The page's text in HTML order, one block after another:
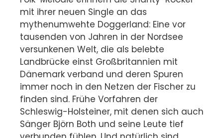
mit ihrer neuen Single an das
mythenumwehte Doggerland: Eine vor
tausenden von Jahren in der Nordsee
versunkenen Welt, die als belebte
Landbrücke einst Großbritannien mit
Dänemark verband und deren Spuren
immer noch in den Netzen der Fischer zu
finden sind. Frühe Vorfahren der
Schleswig-Holsteiner, mit denen sich auch
Sänger Björn Both und seine Leute tief